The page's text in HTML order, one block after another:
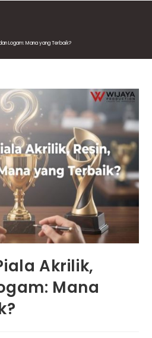
Logam: Mana yang Terbaik?
Akrilik,
Mana